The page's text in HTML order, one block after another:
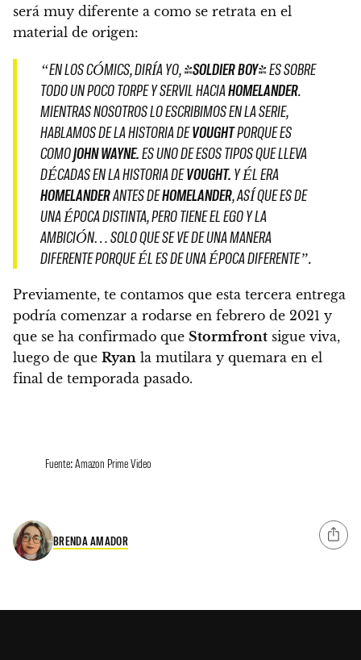
será muy diferente a como se retrata en el
material de origen:
“EN LOS CÓMICS, DIRÍA YO, [SOLDIER BOY] ES SOBRE
TODO UN POCO TORPE Y SERVIL HACIAHOMELANDER.
MIENTRAS NOSOTROS LO ESCRIBIMOS EN LA SERIE,
HABLAMOS DE LA HISTORIA DEVOUGHTPORQUE ES
COMOJOHN WAYNE.ES UNO DE ESOS TIPOS QUE LLEVA
DÉCADAS EN LA HISTORIA DEVOUGHT. Y ÉL ERA
HOMELANDERANTES DEHOMELANDER, ASÍ QUE ES DE
UNA ÉPOCA DISTINTA, PERO TIENE EL EGO Y LA
AMBICIÓN…SOLO QUE SE VE DE UNA MANERA
DIFERENTE PORQUE ÉL ES DE UNA ÉPOCA DIFERENTE”.
Previamente, te contamos que esta tercera entrega
podría comenzar a rodarse en febrero de 2021 y
que se ha confirmado que Stormfront sigue viva,
luego de que Ryan la mutilara y quemara en el
final de temporada pasado.
Fuente: Amazon Prime Video
BRENDA AMADOR